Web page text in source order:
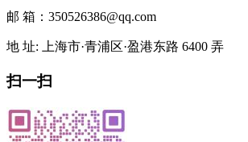
邮 箱：350526386@qq.com
地 址: 上海市·青浦区·盈港东路 6400 弄
扫一扫